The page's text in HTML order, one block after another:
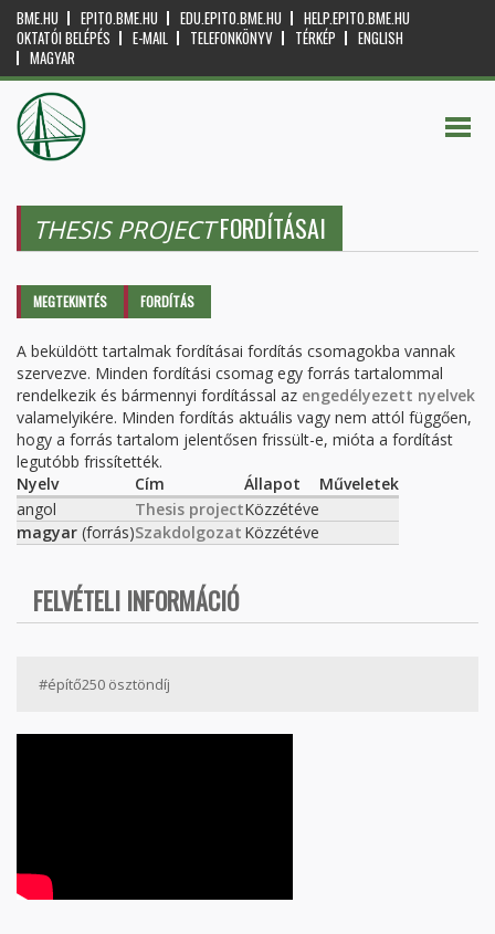
BME.HU EPITO.BME.HU EDU.EPITO.BME.HU
HELP.EPITO.BME.HU
OKTATÓI BELÉPÉS
E-MAIL TELEFONKÖNYV TÉRKÉP
ENGLISH
MAGYAR
THESIS PROJECTFORDÍTÁSAI
Elsődleges fülek
MEGTEKINTÉS FORDÍTÁS
A beküldött tartalmak fordításai fordítás csomagokba vannak
szervezve. Minden fordítási csomag egy forrás tartalommal
rendelkezik és bármennyi fordítással az engedélyezett nyelvek
valamelyikére. Minden fordítás aktuális vagy nem attól függően,
hogy a forrás tartalom jelentősen frissült-e, mióta a fordítást
legutóbb frissítették.
Nyelv
Cím Állapot
Műveletek
angol
Thesis projectKözzétéve
magyar (forrás)Szakdolgozat Közzétéve
FELVÉTELI INFORMÁCIÓ
#építő250 ösztöndíj